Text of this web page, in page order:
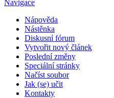
Navigace
Nápověda
Nástěnka
Diskusní fórum
Vytvořit nový článek
Poslední změny
Speciální stránky
Načíst soubor
Jak (se) učit
Kontakty